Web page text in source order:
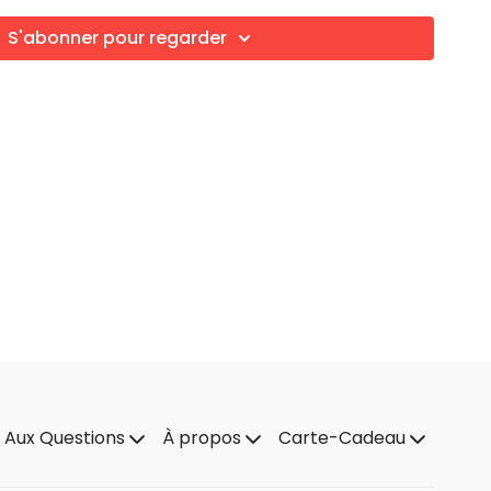
S'abonner pour regarder
Questions À propos Carte-Cadeau